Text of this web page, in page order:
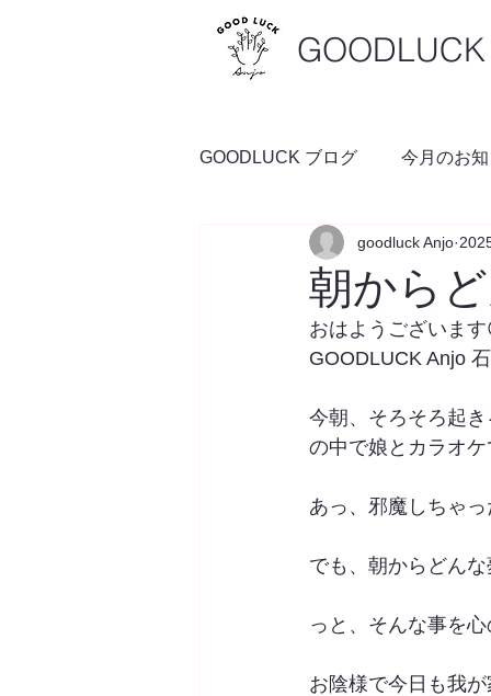
GOODLUCK ブログ 今月のお
料理の時間 予約空き状況
朝から
goodluck Anjo
おはようございま
GOODLUCK Anjo
今朝、そろそろ起
の中で娘とカラオ
あっ、邪魔しちゃ
でも、朝からどん
っと、そんな事を
お陰様で今日も我